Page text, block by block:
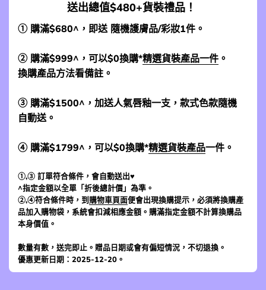
送出總值$480+貨裝禮品！
① 購滿$680^，即送 隨機護膚品/彩妝1件。
② 購滿$999^，可以$0換購*精選貨裝產品一件 。
換購產品方法看備註。
③ 購滿$1500^，加送人氣唇釉一支，款式色款隨機
自動送。
④ 購滿$1799^，可以$0換購*精選貨裝產品一件。
①,③ 訂單符合條件，會自動送出♥
^指定金額以全單「折後總計價」為準。
②,④符合條件時，到 購物車頁面便會出現換購提示，必須將換購產
品加入購物袋，系統會扣減相應金額。購滿指定金額不計算換購品
本身價值。
數量有數，送完即止。贈品日期或會有偏短情況，不切退換。
優惠更新日期：2025-12-20。